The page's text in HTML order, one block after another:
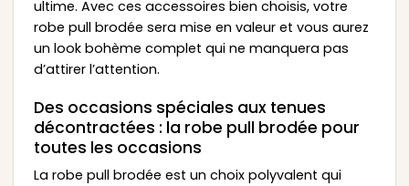
ultime. Avec ces accessoires bien choisis, votre
robe pull brodée sera mise en valeur et vous aurez
un look bohème complet qui ne manquera pas
d’attirer l’attention.
Des occasions spéciales aux tenues
décontractées : la robe pull brodée pour
toutes les occasions
La robe pull brodée est un choix polyvalent qui